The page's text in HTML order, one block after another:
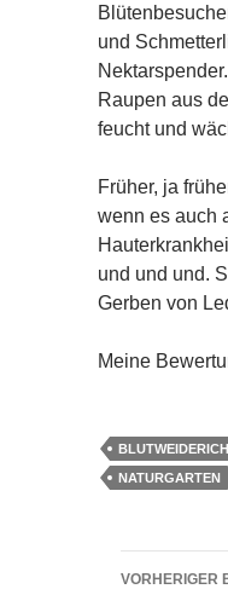
und
Raupen aus
feucht und
Früher, ja
wenn es auch
und und und.
Gerben von
Meine
BLUTWEIDERICH
NATURGARTEN
VORHERIGER